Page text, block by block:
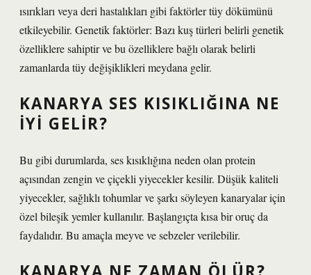
ısırıkları veya deri hastalıkları gibi faktörler tüy dökümünü
etkileyebilir. Genetik faktörler: Bazı kuş türleri belirli genetik
özelliklere sahiptir ve bu özelliklere bağlı olarak belirli
zamanlarda tüy değişiklikleri meydana gelir.
KANARYA SES KISIKLIĞINA NE
IYI GELIR?
Bu gibi durumlarda, ses kısıklığına neden olan protein
açısından zengin ve çiçekli yiyecekler kesilir. Düşük kaliteli
yiyecekler, sağlıklı tohumlar ve şarkı söyleyen kanaryalar için
özel bileşik yemler kullanılır. Başlangıçta kısa bir oruç da
faydalıdır. Bu amaçla meyve ve sebzeler verilebilir.